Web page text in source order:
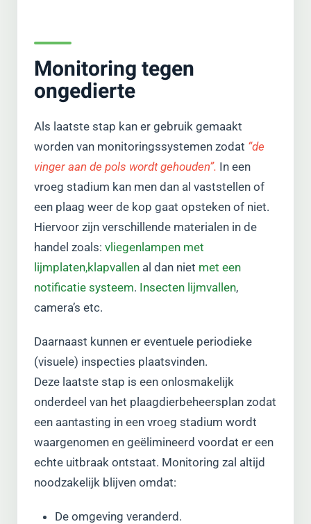
Monitoring tegen
ongedierte
Als laatste stap kan er gebruik gemaakt
worden van monitoringssystemen zodat “de
vinger aan de pols wordt gehouden”. In een
vroeg stadium kan men dan al vaststellen of
een plaag weer de kop gaat opsteken of niet.
Hiervoor zijn verschillende materialen in de
handel zoals: vliegenlampen met
lijmplaten,klapvallen al dan niet met een
notificatie systeem. Insecten lijmvallen,
camera’s etc.
Daarnaast kunnen er eventuele periodieke
(visuele) inspecties plaatsvinden.
Deze laatste stap is een onlosmakelijk
onderdeel van het plaagdierbeheersplan zodat
een aantasting in een vroeg stadium wordt
waargenomen en geëlimineerd voordat er een
echte uitbraak ontstaat. Monitoring zal altijd
noodzakelijk blijven omdat:
De omgeving veranderd.